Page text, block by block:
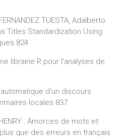
TUESTA, Adalberto
Titles Standardization Using
824
librairie R pour l'analyses de
automatique d'un discours
locales 837
: Amorces de mots et
que des erreurs en français